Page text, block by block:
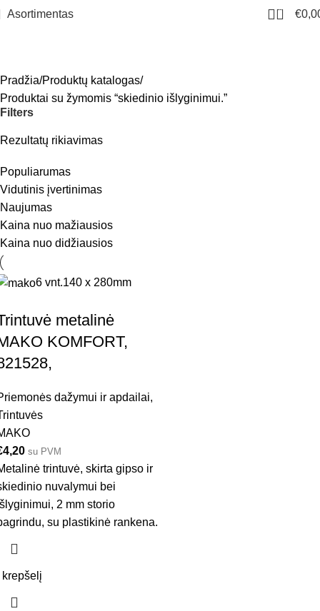
Asortimentas 0 €
Pradžia Produktų katalogas
Produktai su žymomis “skiedinio išlyginimui.”
Filters
Rezultatų rikiavimas
Populiarumas
Vidutinis įvertinimas
Naujumas
Kaina nuo mažiausios
Kaina nuo didžiausios
6 vnt.140 x 280mm
metalinė
KOMFORT,
dažymui ir apdailai,
4,20 su PVM
trintuvė, skirta gipso ir
nuvalymui bei
2 mm storio
su plastikinė rankena.
krepšelį